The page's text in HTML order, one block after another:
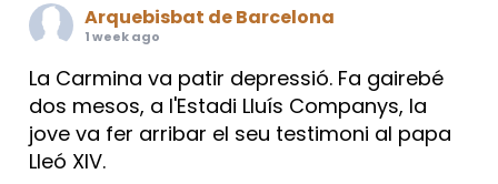
Arquebisbat de Barcelona
1 week ago
La Carmina va patir depressió. Fa gairebé
dos mesos, a l'Estadi Lluís Companys, la
jove va fer arribar el seu testimoni al papa
Lleó XIV.